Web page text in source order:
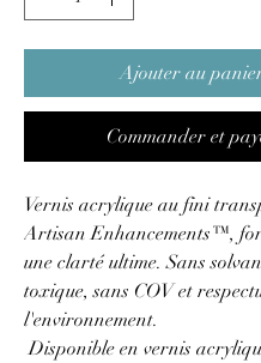
Ajouter au
Commander et
Vernis acrylique au fini
Artisan Enhancements™,
une clarté ultime. Sans
toxique, sans COV et
l'environnement.
Disponible en vernis